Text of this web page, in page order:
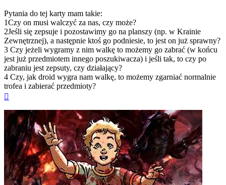
Pytania do tej karty mam takie:
1Czy on musi walczyć za nas, czy może?
2Jeśli się zepsuje i pozostawimy go na planszy (np. w Krainie
Zewnętrznej), a następnie ktoś go podniesie, to jest on już sprawny?
3 Czy jeżeli wygramy z nim walkę to możemy go zabrać (w końcu
jest już przedmiotem innego poszukiwacza) i jeśli tak, to czy po
zabraniu jest zepsuty, czy działający?
4 Czy, jak droid wygra nam walkę, to możemy zgarniać normalnie
trofea i zabierać przedmioty?